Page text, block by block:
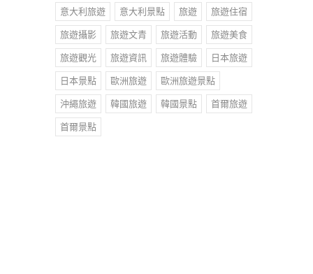
意大利旅遊 意大利景點 旅遊 旅遊住宿
旅遊攝影 旅遊文青 旅遊活動 旅遊美食
旅遊觀光 旅遊資訊 旅遊體驗 日本旅遊
日本景點 歐洲旅遊 歐洲旅遊景點
沖繩旅遊 韓國旅遊 韓國景點 首爾旅遊
首爾景點